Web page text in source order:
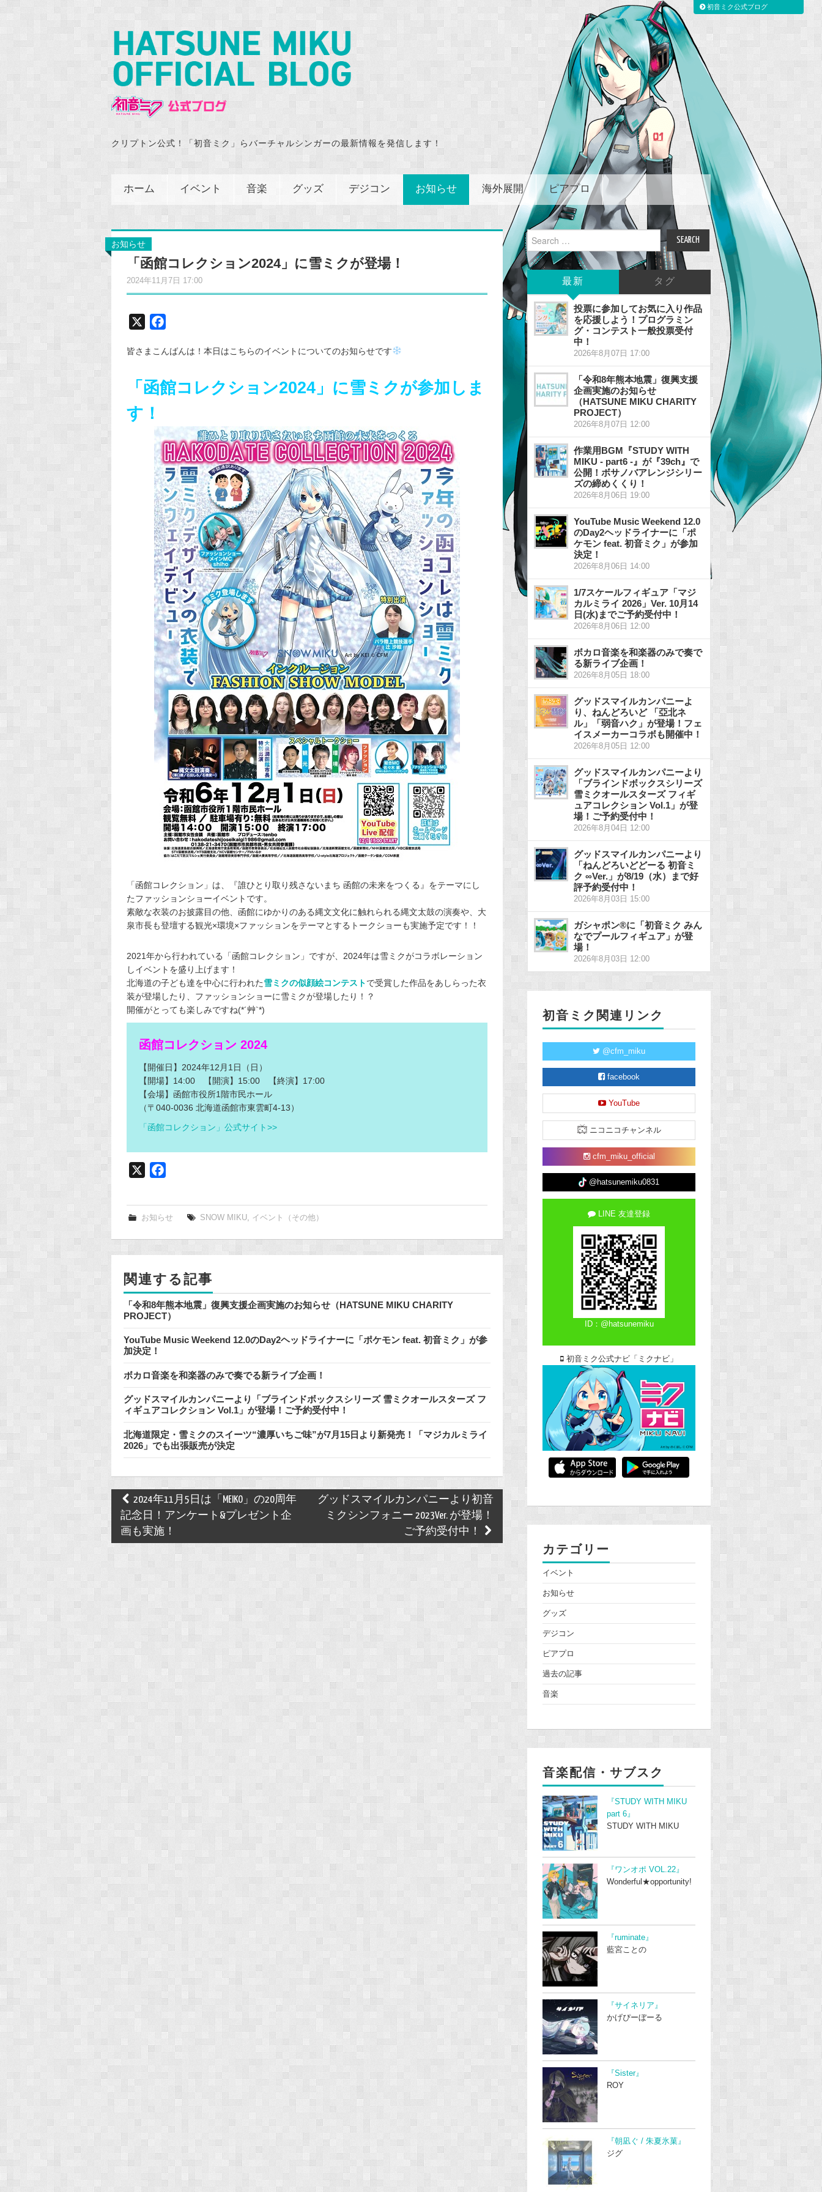
クリプトン公式！「初音ミク」らバーチャルシンガーの最新情報を発信します！
ホーム イベント 音楽 グッズ デジコン お知らせ 海外展開 ピアプロ
お知らせ
「函館コレクション2024」に雪ミクが登場！
2024年11月7日 17:00
c
b
皆さまこんばんは！本日はこちらのイベントについてのお知らせです
「函館コレクション2024」に雪ミクが参加しま
す！
「函館コレクション」は、『誰ひとり取り残さないまち 函館の未来をつくる』をテーマにし
たファッションショーイベントです。
素敵な衣装のお披露目の他、函館にゆかりのある縄文文化に触れられる縄文太鼓の演奏や、大
泉市長も登壇する観光×環境×ファッションをテーマとするトークショーも実施予定です！！
2021年から行われている「函館コレクション」ですが、2024年は雪ミクがコラボレーション
しイベントを盛り上げます！
北海道の子ども達を中心に行われた雪ミクの似顔絵コンテストで受賞した作品をあしらった衣
装が登場したり、ファッションショーに雪ミクが登場したり！？
開催がとっても楽しみですね(*´艸`*)
函館コレクション 2024
【開催日】2024年12月1日（日）
【開場】14:00 【開演】15:00 【終演】17:00
【会場】函館市役所1階市民ホール
（〒040-0036 北海道函館市東雲町4-13）
「函館コレクション」公式サイト>>
e
k
お知らせ SNOW MIKU イベント（その他）
関連する記事
「令和8年熊本地震」復興支援企画実施のお知らせ（HATSUNE MIKU CHARITY
PROJECT）
YouTube Music Weekend 12.0のDay2ヘッドライナーに「ポケモン feat. 初音ミク」が参
加決定！
ボカロ音楽を和楽器のみで奏でる新ライブ企画！
グッドスマイルカンパニーより「ブラインドボックスシリーズ 雪ミクオールスターズ フ
ィギュアコレクション Vol.1」が登場！ご予約受付中！
北海道限定・雪ミクのスイーツ“濃厚いちご味”が7月15日より新発売！「マジカルミライ
2026」でも出張販売が決定
Post
navigation
2024年11月5日は「MEIKO」の20周年
記念日！アンケート&プレゼント企
画も実施！
グッドスマイルカンパニーより初音
ミクシンフォニー 2023Ver. が登場！
ご予約受付中！
Search
for:
最新 タグ
投票に参加してお気に入り作品
を応援しよう！プログラミン
グ・コンテスト一般投票受付
中！
2026年8月07日 17:00
「令和8年熊本地震」復興支援
企画実施のお知らせ
（HATSUNE MIKU CHARITY
PROJECT）
2026年8月07日 12:00
作業用BGM『STUDY WITH
MIKU - part6 -』が『39ch』で
公開！ボサノバアレンジシリー
ズの締めくくり！
2026年8月06日 19:00
YouTube Music Weekend 12.0
のDay2ヘッドライナーに「ポ
ケモン feat. 初音ミク」が参加
決定！
2026年8月06日 14:00
1/7スケールフィギュア「マジ
カルミライ 2026」Ver. 10月14
日(水)までご予約受付中！
2026年8月06日 12:00
ボカロ音楽を和楽器のみで奏で
る新ライブ企画！
2026年8月05日 18:00
グッドスマイルカンパニーよ
り、ねんどろいど 「亞北ネ
ル」「弱音ハク」が登場！フェ
イスメーカーコラボも開催中！
2026年8月05日 12:00
グッドスマイルカンパニーより
「ブラインドボックスシリーズ
雪ミクオールスターズ フィギ
ュアコレクション Vol.1」が登
場！ご予約受付中！
2026年8月04日 12:00
グッドスマイルカンパニーより
「ねんどろいどどーる 初音ミ
ク ∞Ver.」が8/19（水）まで好
評予約受付中！
2026年8月03日 15:00
ガシャポン®に「初音ミク みん
なでプールフィギュア」が登
場！
2026年8月03日 12:00
初音ミク関連リンク
@cfm_miku
facebook
YouTube
ニコニコチャンネル
cfm_miku_official
@hatsunemiku0831
LINE 友達登録
ID：@hatsunemiku
初音ミク公式ナビ「ミクナビ」
カテゴリー
イベント
お知らせ
グッズ
デジコン
ピアプロ
過去の記事
音楽
音楽配信・サブスク
『STUDY WITH MIKU
part 6』
STUDY WITH MIKU
『ワンオポ VOL.22』
Wonderful★opportunity!
『ruminate』
藍宮ことの
『サイネリア』
かげぴーぼーる
『Sister』
ROY
『朝凪ぐ / 朱夏氷菓』
ジグ
初音ミク公式ブログ